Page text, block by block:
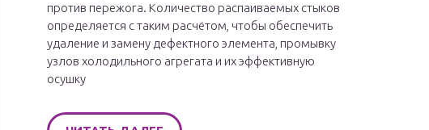
против пережога. Количество распаиваемых стыков
определяется с таким расчётом, чтобы обеспечить
удаление и замену дефектного элемента, промывку
узлов холодильного агрегата и их эффективную
осушку